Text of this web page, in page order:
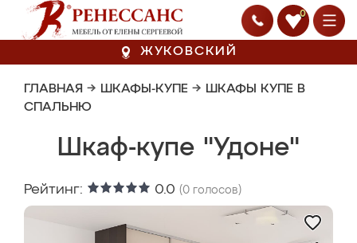
0
ЖУКОВСКИЙ
ГЛАВНАЯ → ШКАФЫ-КУПЕ → ШКАФЫ КУПЕ В
СПАЛЬНЮ
Шкаф-купе "Удоне"
Рейтинг: 0.0 (0 голосов)